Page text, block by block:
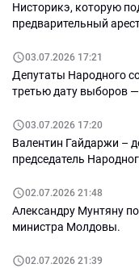
Нисторикэ, которую
предварительный
03.07.2026 17:21
Депутаты Народного
третью дату выборов
03.07.2026 17:20
Валентин Гайдаржи –
председатель
02.07.2026 21:48
Александру Мунтяну
министра Молдовы.
02.07.2026 21:39